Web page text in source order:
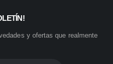
y ofertas que realmente